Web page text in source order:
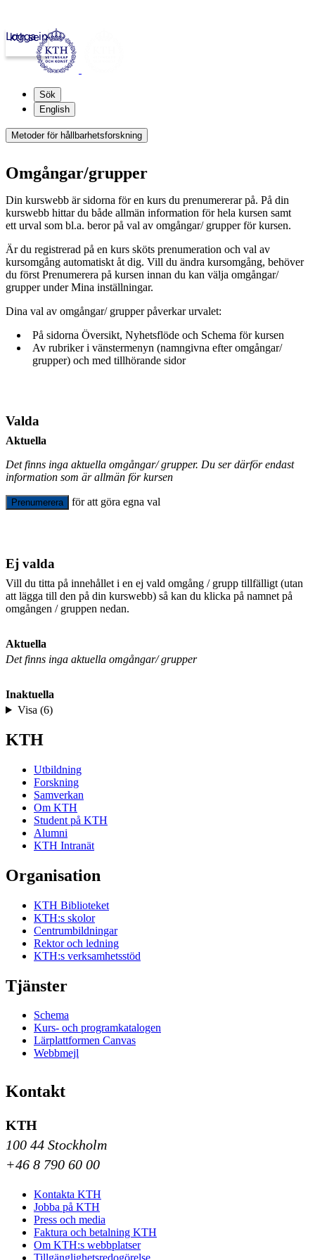
kth.se
Logga in
Sök
English
Metoder för hållbarhetsforskning
Omgångar/grupper
Din kurswebb är sidorna för en kurs du prenumererar på. På din
kurswebb hittar du både allmän information för hela kursen samt
ett urval som bl.a. beror på val av omgångar/ grupper för kursen.
Är du registrerad på en kurs sköts prenumeration och val av
kursomgång automatiskt åt dig. Vill du ändra kursomgång, behöver
du först Prenumerera på kursen innan du kan välja omgångar/
grupper under Mina inställningar.
Dina val av omgångar/ grupper påverkar urvalet:
På sidorna Översikt, Nyhetsflöde och Schema för kursen
Av rubriker i vänstermenyn (namngivna efter omgångar/
grupper) och med tillhörande sidor
Valda
Aktuella
Det finns inga aktuella omgångar/ grupper. Du ser därför endast
information som är allmän för kursen
Prenumerera för att göra egna val
Ej valda
Vill du titta på innehållet i en ej vald omgång / grupp tillfälligt (utan
att lägga till den på din kurswebb) så kan du klicka på namnet på
omgången / gruppen nedan.
Aktuella
Det finns inga aktuella omgångar/ grupper
Inaktuella
Visa (6)
KTH
Utbildning
Forskning
Samverkan
Om KTH
Student på KTH
Alumni
KTH Intranät
Organisation
KTH Biblioteket
KTH:s skolor
Centrumbildningar
Rektor och ledning
KTH:s verksamhetsstöd
Tjänster
Schema
Kurs- och programkatalogen
Lärplattformen Canvas
Webbmejl
Kontakt
KTH
100 44 Stockholm
+46 8 790 60 00
Kontakta KTH
Jobba på KTH
Press och media
Faktura och betalning KTH
Om KTH:s webbplatser